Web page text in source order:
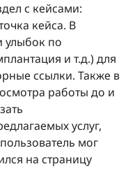
с кейсами:
кейса. В
улыбок по
и т.д.) для
ссылки. Также в
работы до и
услуг,
мог
на страницу